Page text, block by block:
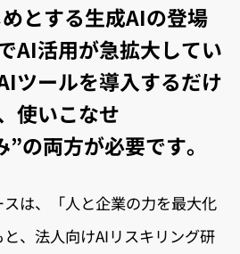
とする生成AIの登場
AI活用が急拡大してい
ツールを導入するだけ
使いこなせ
の両方が必要です。
は、「人と企業の力を最大化
、法人向けAIリスキリング研